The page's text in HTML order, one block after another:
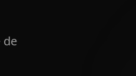
de